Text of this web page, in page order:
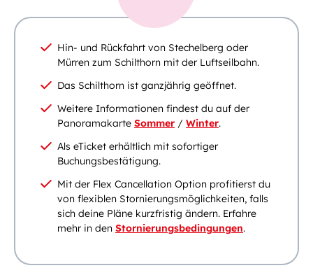
Hin- und Rückfahrt von Stechelberg oder
Mürren zum Schilthorn mit der Luftseilbahn.
Das Schilthorn ist ganzjährig geöffnet.
Weitere Informationen findest du auf der
Panoramakarte Sommer / Winter.
Als eTicket erhältlich mit sofortiger
Buchungsbestätigung.
Mit der Flex Cancellation Option profitierst du
von flexiblen Stornierungsmöglichkeiten, falls
sich deine Pläne kurzfristig ändern. Erfahre
mehr in den Stornierungsbedingungen.